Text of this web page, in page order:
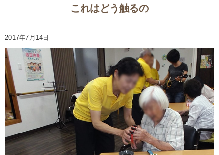
これはどう触るの
2017年7月14日